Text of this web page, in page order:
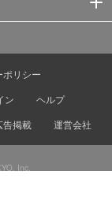
ポリシー
ン
ヘルプ
告掲載 運営会社
Inc.